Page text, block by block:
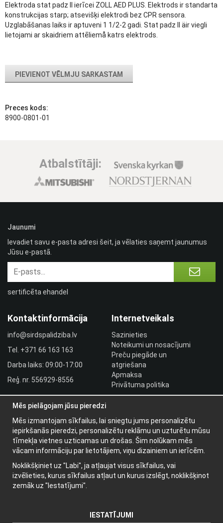
Elektroda stat padz II ierīcei ZOLL AED PLUS. Elektrods ir standarta
konstrukcijas starp; atsevišķi elektrodi bez CPR sensora.
Uzglabāšanas laiks ir aptuveni 1 1/2-2 gadi. Stat padz II äir viegli
lietojami ar skaidriem attēliemå katrs elektrods.
PIEVIENOT VĒLMJU SARKASTAM
Preces kods:
8900-0801-01
Atbalstītāji:
Kontaktinformācija
info@sirdspalidziba.lv
Tel. +371 66 163 163​
Darba laiks: 09:00-17:00
Reģ. nr. 556929-8556
Internetveikals
Sazinieties
Noteikumi un nosacījumi
Preču piegāde un
atgriešana
Apmaksa
Privātuma politika
Pieslēgties
Papildu informācija
Jaunumu vēstules
Par sīkdatnēm
Jaunumi
Ievadiet savu e-pasta adresi šeit, ja vēlaties saņemt jaunumus
Jūsu e-pastā.
sertificēta ehandel
Mēs pielāgojam jūsu pieredzi
Mēs izmantojam sīkfailus, lai sniegtu jums personalizētu
iepirkšanās pieredzi, personalizētu reklāmu un uzturētu mūsu
tīmekļa vietnes uzticamas un drošas. Šim nolūkam mēs
vācam informāciju par lietotājiem, viņu dizainiem un ierīcēm.
Noklikšķiniet uz "Labi", ja atļaujat visus sīkfailus, vai
izvēlieties, kurus sīkfailus atļaut un kurus izslēgt, noklikšķinot
zemāk uz "Iestatījumi".
IESTATĪJUMI